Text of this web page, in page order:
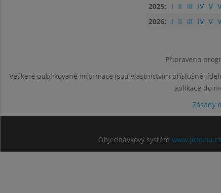
2025:
I II III IV V
2026:
I II III IV V
Připraveno
Veškeré publikované informace jsou vlastnictvím příslušné
aplikace do
Zásady
Objednávkový systém www.jidelna.cz